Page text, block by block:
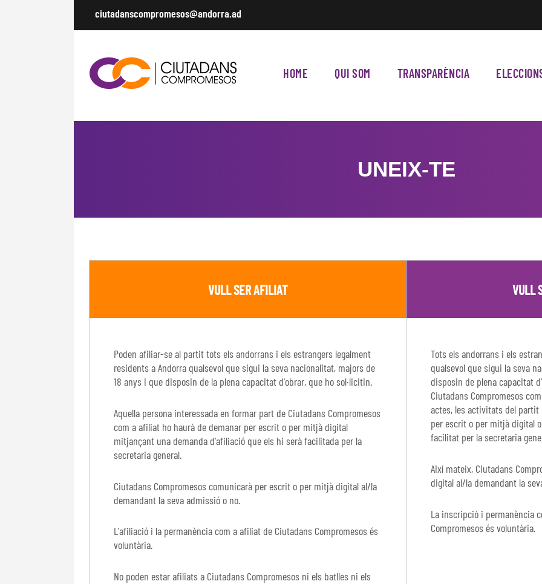
ciutadanscompromesos@andorra.ad
HOME QUI SOM TRANSPARÈNCIA
UNEIX-TE
VULL SER AFILIAT
Poden afiliar-se al partit tots els andorrans i els estrangers legalment
residents a Andorra qualsevol que sigui la seva nacionalitat, majors de
18 anys i que disposin de la plena capacitat d'obrar, que ho sol·licitin.
Aquella persona interessada en formar part de Ciutadans Compromesos
com a afiliat ho haurà de demanar per escrit o per mitjà digital
mitjançant una demanda d'afiliació que els hi serà facilitada per la
secretaria general.
Ciutadans Compromesos comunicarà per escrit o per mitjà digital al/la
demandant la seva admissió o no.
L'afiliació i la permanència com a afiliat de Ciutadans Compromesos és
voluntària.
No poden estar afiliats a Ciutadans Compromesos ni els batlles ni els
VULL
Tots els andorrans i els
qualsevol que sigui la seva
disposin de plena capacitat
Ciutadans Compromesos
actes, les activitats del partit
per escrit o per mitjà digital
facilitat per la secretaria
Així mateix, Ciutadans
digital al/la demandant la
La inscripció i permanència
Compromesos és voluntària.